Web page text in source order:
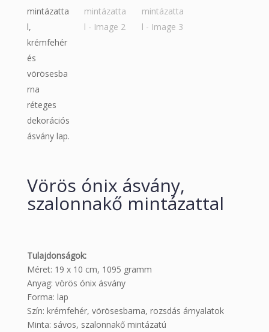
Vörös ónix ásvány,
szalonnakő mintázattal
Tulajdonságok:
Méret: 19 x 10 cm, 1095 gramm
Anyag: vörös ónix ásvány
Forma: lap
Szín: krémfehér, vörösesbarna, rozsdás árnyalatok
Minta: sávos, szalonnakő mintázatú